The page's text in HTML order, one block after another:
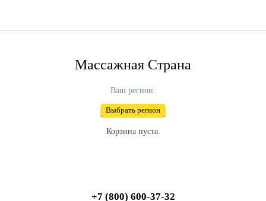
Массажная Страна
Ваш регион:
Выбрать регион
Корзина пуста.
+7 (800) 600-37-32